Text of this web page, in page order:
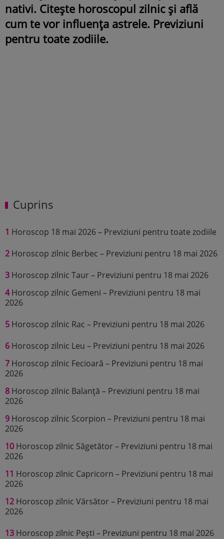
nativi. Citește horoscopul zilnic și află
cum te vor influența astrele. Previziuni
pentru toate zodiile.
Cuprins
1 Horoscop 18 mai 2026 – Previziuni pentru toate zodiile
2 Horoscop zilnic Berbec – Previziuni pentru 18 mai 2026
3 Horoscop zilnic Taur – Previziuni pentru 18 mai 2026
4Horoscop zilnic Gemeni – Previziuni pentru 18 mai
2026
5 Horoscop zilnic Rac – Previziuni pentru 18 mai 2026
6 Horoscop zilnic Leu – Previziuni pentru 18 mai 2026
7 Horoscop zilnic Fecioară – Previziuni pentru 18 mai
2026
8 Horoscop zilnic Balanță – Previziuni pentru 18 mai
2026
9 Horoscop zilnic Scorpion – Previziuni pentru 18 mai
2026
10 Horoscop zilnic Săgetător – Previziuni pentru 18 mai
2026
11 Horoscop zilnic Capricorn – Previziuni pentru 18 mai
2026
12 Horoscop zilnic Vărsător – Previziuni pentru 18 mai
2026
13 Horoscop zilnic Pești – Previziuni pentru 18 mai 2026